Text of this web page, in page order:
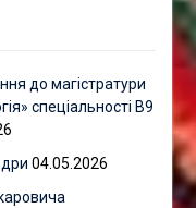
до магістратури
спеціальності В9
04.05.2026